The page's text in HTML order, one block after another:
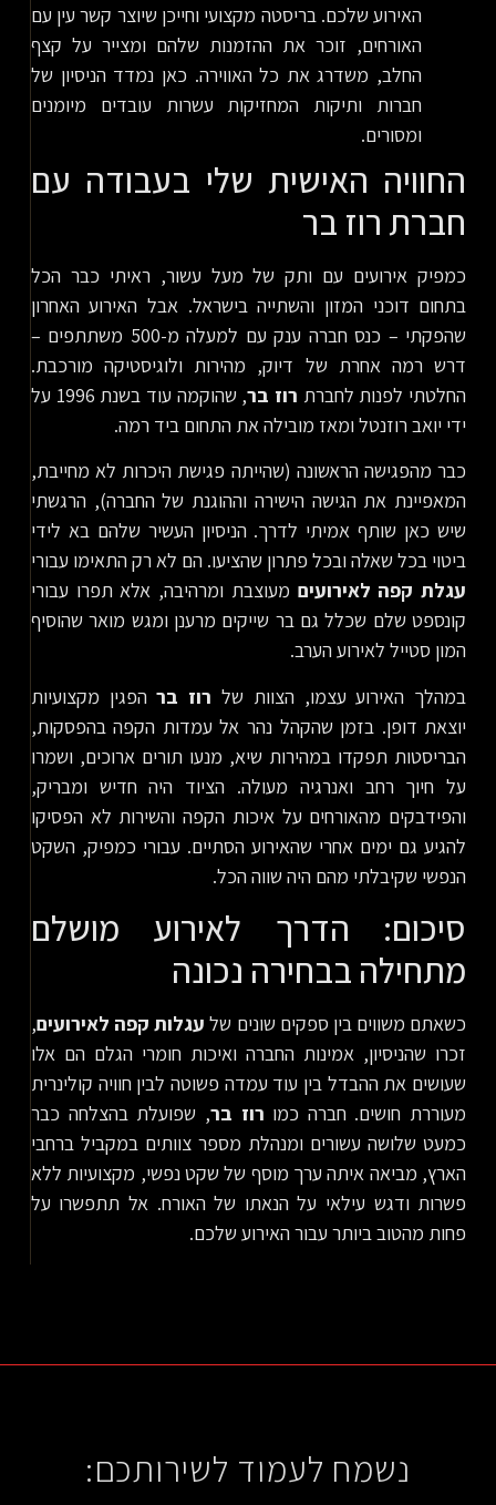
האירוע שלכם. בריסטה מקצועי וחייכן שיוצר קשר עין עם
האורחים, זוכר את ההזמנות שלהם ומצייר על קצף
החלב, משדרג את כל האווירה. כאן נמדד הניסיון של
חברות ותיקות המחזיקות עשרות עובדים מיומנים
ומסורים.
החוויה האישית שלי בעבודה עם
חברת רוז בר
כמפיק אירועים עם ותק של מעל עשור, ראיתי כבר הכל
בתחום דוכני המזון והשתייה בישראל. אבל האירוע האחרון
שהפקתי – כנס חברה ענק עם למעלה מ-500 משתתפים –
דרש רמה אחרת של דיוק, מהירות ולוגיסטיקה מורכבת.
החלטתי לפנות לחברת רוז בר
, שהוקמה עוד בשנת 1996 על
ידי יואב רוזנטל ומאז מובילה את התחום ביד רמה.
כבר מהפגישה הראשונה (שהייתה פגישת היכרות לא מחייבת,
המאפיינת את הגישה הישירה וההוגנת של החברה), הרגשתי
שיש כאן שותף אמיתי לדרך. הניסיון העשיר שלהם בא לידי
ביטוי בכל שאלה ובכל פתרון שהציעו. הם לא רק התאימו עבורי
עגלת קפה לאירועים מעוצבת ומרהיבה, אלא תפרו עבורי
קונספט שלם שכלל גם בר שייקים מרענן ומגש מואר שהוסיף
המון סטייל לאירוע הערב.
במהלך האירוע עצמו, הצוות של רוז ברהפגין מקצועיות
יוצאת דופן. בזמן שהקהל נהר אל עמדות הקפה בהפסקות,
הבריסטות תפקדו במהירות שיא, מנעו תורים ארוכים, ושמרו
על חיוך רחב ואנרגיה מעולה. הציוד היה חדיש ומבריק,
והפידבקים מהאורחים על איכות הקפה והשירות לא הפסיקו
להגיע גם ימים אחרי שהאירוע הסתיים. עבורי כמפיק, השקט
הנפשי שקיבלתי מהם היה שווה הכל.
סיכום: הדרך לאירוע מושלם
מתחילה בבחירה נכונה
כשאתם משווים בין ספקים שונים של עגלות קפה לאירועים,
זכרו שהניסיון, אמינות החברה ואיכות חומרי הגלם הם אלו
שעושים את ההבדל בין עוד עמדה פשוטה לבין חוויה קולינרית
מעוררת חושים. חברה כמו רוז בר, שפועלת בהצלחה כבר
כמעט שלושה עשורים ומנהלת מספר צוותים במקביל ברחבי
הארץ, מביאה איתה ערך מוסף של שקט נפשי, מקצועיות ללא
פשרות ודגש עילאי על הנאתו של האורח. אל תתפשרו על
פחות מהטוב ביותר עבור האירוע שלכם.
נשמח לעמוד לשירותכם: